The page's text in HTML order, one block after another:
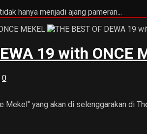
hanya menjadi ajang pameran...
19 with ONCE
0
Mekel" yang akan di selenggarakan di